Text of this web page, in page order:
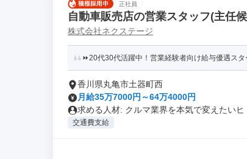
正社員
自動車販売店の営業スタッフ(主任
株式会社ネクステージ
⏩️20代30代活躍中！営業経験者向け給与優遇スタ
香川県丸亀市土器町西
月給35万7000円～64万4000円
求める人材: クルマ業界を本気で変えたいヒ
交通費支給